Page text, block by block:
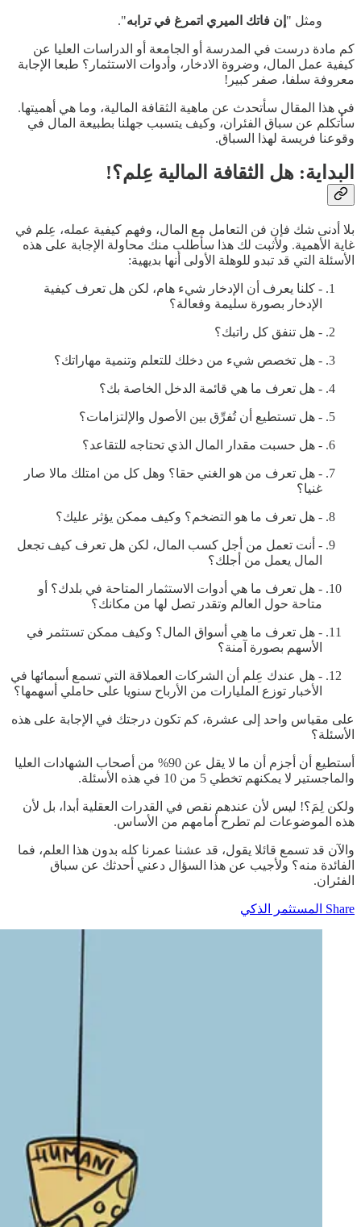
ومثل " إن فاتك الميري اتمرغ في ترابه".
كم مادة درست في المدرسة أو الجامعة أو الدراسات العليا عن
كيفية عمل المال، وضروة الادخار، وأدوات الاستثمار؟ طبعا الإجابة
معروفة سلفا، صفر كبير!
في هذا المقال سأتحدث عن ماهية الثقافة المالية، وما هي أهميتها.
سأتكلم عن سباق الفئران، وكيف يتسبب جهلنا بطبيعة المال في
وقوعنا فريسة لهذا السباق.
البداية: هل الثقافة المالية عِلم؟!
بلا أدنى شك فإن فن التعامل مع المال، وفهم كيفية عمله، عِلم في
غاية الأهمية. ولأثبت لك هذا سأطلب منك محاولة الإجابة على هذه
الأسئلة التي قد تبدو للوهلة الأولى أنها بديهية:
- كلنا يعرف أن الإدخار شيء هام، لكن هل تعرف كيفية
الإدخار بصورة سليمة وفعالة؟
- هل تنفق كل راتبك؟
- هل تخصص شيء من دخلك للتعلم وتنمية مهاراتك؟
- هل تعرف ما هي قائمة الدخل الخاصة بك؟
- هل تستطيع أن تُفرِّق بين الأصول والإلتزامات؟
- هل حسبت مقدار المال الذي تحتاجه للتقاعد؟
- هل تعرف من هو الغني حقا؟ وهل كل من امتلك مالا صار
غنيا؟
- هل تعرف ما هو التضخم؟ وكيف ممكن يؤثر عليك؟
- أنت تعمل من أجل كسب المال، لكن هل تعرف كيف تجعل
المال يعمل من أجلك؟
- هل تعرف ما هي أدوات الاستثمار المتاحة في بلدك؟ أو
متاحة حول العالم وتقدر تصل لها من مكانك؟
- هل تعرف ما هي أسواق المال؟ وكيف ممكن تستثمر في
الأسهم بصورة آمنة؟
- هل عندك عِلم أن الشركات العملاقة التي تسمع أسمائها في
الأخبار توزع المليارات من الأرباح سنويا على حاملي أسهمها؟
على مقياس واحد إلى عشرة، كم تكون درجتك في الإجابة على هذه
الأسئلة؟
أستطيع أن أجزم أن ما لا يقل عن 90% من أصحاب الشهادات العليا
والماجستير لا يمكنهم تخطي 5 من 10 في هذه الأسئلة.
ولكن لِمَ؟! ليس لأن عندهم نقص في القدرات العقلية أبدا، بل لأن
هذه الموضوعات لم تطرح أمامهم من الأساس.
والآن قد تسمع قائلا يقول، قد عشنا عمرنا كله بدون هذا العلم، فما
الفائدة منه؟ ولأجيب عن هذا السؤال دعني أحدثك عن سباق
الفئران.
Share المستثمر الذكي